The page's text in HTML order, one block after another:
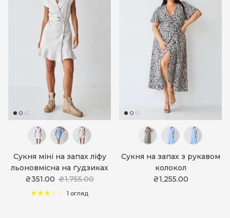
Сукня міні на запах ліфу
льоновмісна на ґудзиках
₴351.00 ₴1,755.00
1 огляд
Сукня на запах з рукавом
колокол
₴1,255.00